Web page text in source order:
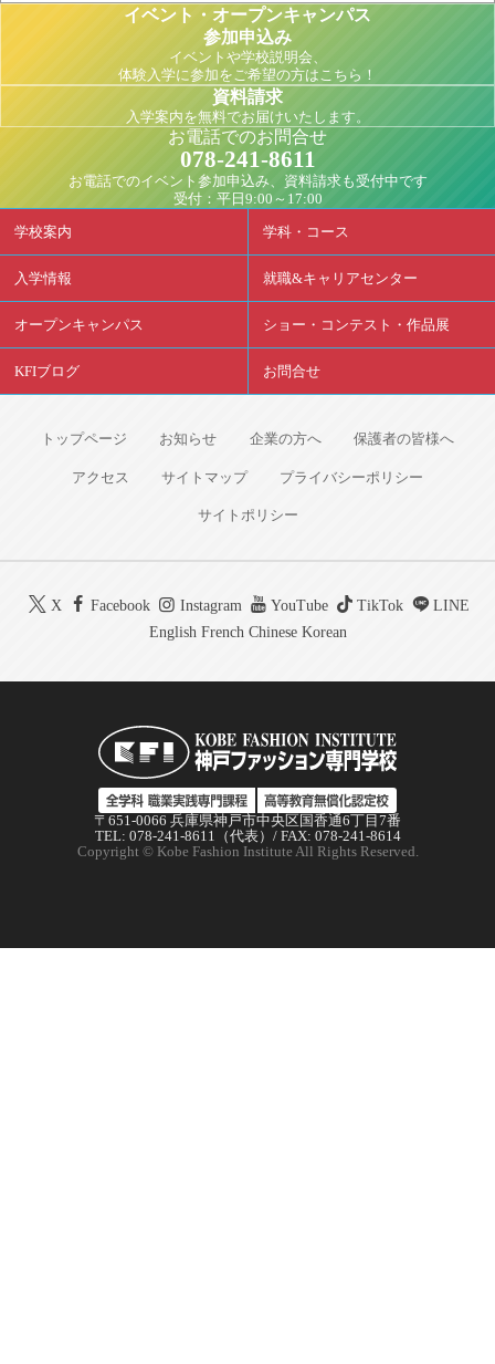
イベント・オープンキャンパス
参加申込み
イベントや学校説明会、
体験入学に参加をご希望の方はこちら！
資料請求
入学案内を無料でお届けいたします。
お電話でのお問合せ
078-241-8611
お電話でのイベント参加申込み、資料請求も受付中です
受付：平日9:00～17:00
学校案内 学科・コース
入学情報 就職&キャリアセンター
オープンキャンパス ショー・コンテスト・作品展
KFIブログ お問合せ
トップページ お知らせ 企業の方へ 保護者の皆様へ
アクセス サイトマップ プライバシーポリシー
サイトポリシー
X Facebook Instagram YouTube TikTok
LINE
English French Chinese Korean
〒651-0066 兵庫県神戸市中央区国香通6丁目7番
TEL: 078-241-8611（代表）/ FAX: 078-241-8614
Copyright © Kobe Fashion Institute All Rights Reserved.